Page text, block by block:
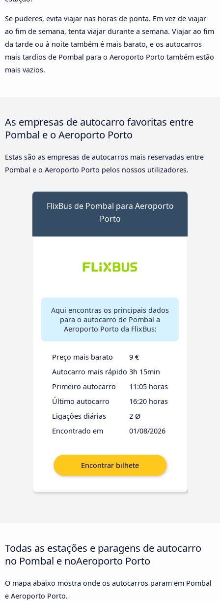
Se puderes, evita viajar nas horas de ponta. Em vez de viajar
ao fim de semana, tenta viajar durante a semana. Viajar ao fim
da tarde ou à noite também é mais barato, e os autocarros
mais tardios de Pombal para o Aeroporto Porto também estão
mais vazios.
As empresas de autocarro favoritas entre
Pombal e o Aeroporto Porto
Estas são as empresas de autocarros mais reservadas entre
Pombal e o Aeroporto Porto pelos nossos utilizadores.
FlixBus de Pombal para Aeroporto
Porto
Aqui encontras os principais dados
para o autocarro de Pombal a
Aeroporto Porto da FlixBus:
Preço mais barato
9 €
Autocarro mais rápido 3h 15min
Primeiro autocarro
11:05 horas
Último autocarro
16:20 horas
Ligações diárias
2 Ø
Encontrado em
01/08/2026
Todas as estações e paragens de autocarro
no Pombal e noAeroporto Porto
O mapa abaixo mostra onde os autocarros param em Pombal
e Aeroporto Porto.